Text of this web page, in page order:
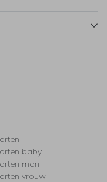
baby
man
vrouw